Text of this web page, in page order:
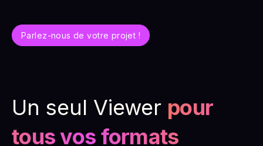
Parlez-nous de votre projet !
Un seul Viewer pour
tous vos formats